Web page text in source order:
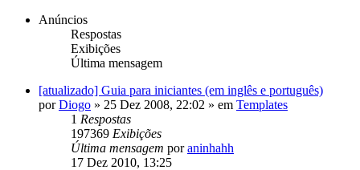
Anúncios
Respostas
Exibições
Última mensagem
[atualizado] Guia para iniciantes (em inglês e português)
porDiogo » 25 Dez 2008, 22:02 » em Templates
1 Respostas
197369 Exibições
Última mensagem poraninhahh
17 Dez 2010, 13:25